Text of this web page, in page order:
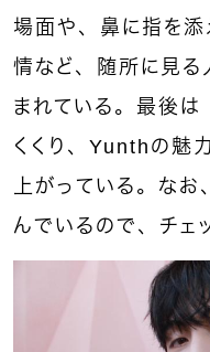
場面や、鼻に指を添
情など、随所に見る
まれている。最後
くくり、Yunthの魅
上がっている。な
んでいるので、チェ